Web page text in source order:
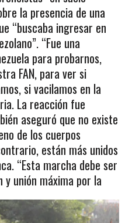
la presencia de una
“buscaba ingresar en
“Fue una
para probarnos,
FAN, para ver si
si vacilamos en la
La reacción fue
aseguró que no existe
de los cuerpos
están más unidos
“Esta marcha debe ser
y unión máxima por la